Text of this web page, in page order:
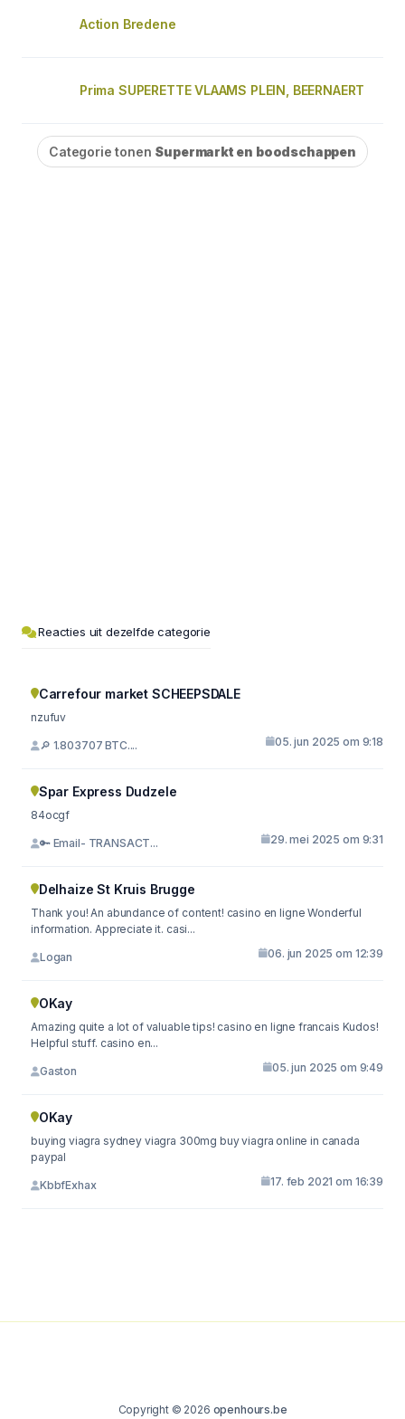
Action Bredene
Prima SUPERETTE VLAAMS PLEIN, BEERNAERT
Categorie tonen Supermarkt en boodschappen
Reacties uit dezelfde categorie
Carrefour market SCHEEPSDALE
nzufuv
🔎 1.803707 BTC.... 05. jun 2025 om 9:18
Spar Express Dudzele
84ocgf
🔑 Email- TRANSACT... 29. mei 2025 om 9:31
Delhaize St Kruis Brugge
Thank you! An abundance of content! casino en ligne Wonderful
information. Appreciate it. casi...
Logan 06. jun 2025 om 12:39
OKay
Amazing quite a lot of valuable tips! casino en ligne francais Kudos!
Helpful stuff. casino en...
Gaston 05. jun 2025 om 9:49
OKay
buying viagra sydney viagra 300mg buy viagra online in canada
paypal
KbbfExhax 17. feb 2021 om 16:39
Copyright © 2026 openhours.be